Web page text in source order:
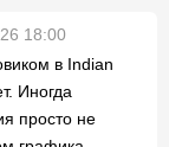
18:00
в Indian
Иногда
просто не